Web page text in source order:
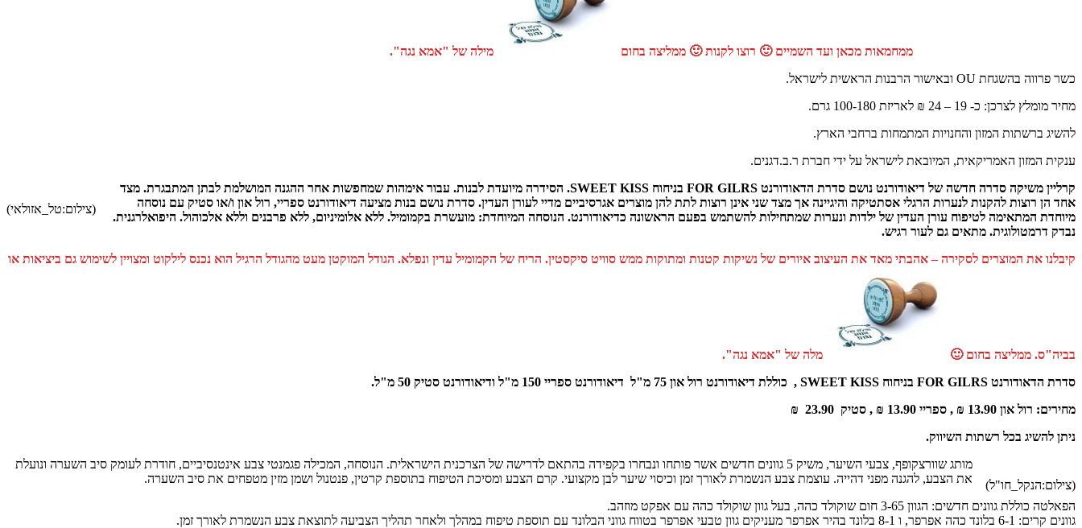
ממחמאות מכאן ועד השמיים 🙂 רוצו לקנות 🙂 ממליצה בחום
מילה של "אמא נגה".
כשר פרווה בהשגחת OU ובאישור הרבנות הראשית לישראל.
מחיר מומלץ לצרכן: כ- 19 – 24 ₪ לאריזת 100-180 גרם.
להשיג ברשתות המזון והחנויות המתמחות ברחבי הארץ.
ענקית המזון האמריקאית, המיובאת לישראל על ידי חברת ר.ב.דגנים.
(צילום:טל_אזולאי)
קרליין משיקה סדרה חדשה של דיאודורנט נושם סדרת הדאודורנט FOR GILRS בניחוח SWEET KISS. הסידרה מיועדת לבנות. עבור אימהות שמחפשות אחר ההגנה המושלמת לבתן המתבגרת. מצד
אחד הן רוצות להקנות לנערות הרגלי אסתטיקה והיגיינה אך מצד שני אינן רוצות לתת להן מוצרים אגרסיביים מדיי לעורן העדין. סדרת נושם בנות מציעה דיאודורנט ספריי, רול און ו/או סטיק עם נוסחה
מיוחדת המתאימה לטיפוח עורן העדין של ילדות ונערות שמתחילות להשתמש בפעם הראשונה כדיאודורנט. הנוסחה המיוחדת: מועשרת בקמומיל. ללא אלומיניום, ללא פרבנים וללא אלכוהול. היפואלרגנית.
נבדק דרמטולוגית. מתאים גם לעור רגיש.
קיבלנו את המוצרים לסקירה – אהבתי מאד את העיצוב איורים של נשיקות קטנות ומתוקות ממש סוויט סיקסטין. הריח של הקמומיל עדין ונפלא. הגודל המוקטן מעט מהגודל הרגיל הוא נכנס לילקוט ומצויין לשימוש גם ביציאות או
בביה"ס. ממליצה בחום 🙂
מלה של "אמא נגה".
סדרת הדאודורנט FOR GILRS בניחוח SWEET KISS , כוללת דיאודורנט רול און 75 מ"ל דיאודורנט ספריי 150 מ"ל ודיאודורנט סטיק 50 מ"ל.
מחירים: רול און 13.90 ₪ , ספריי 13.90 ₪ , סטיק 23.90 ₪
ניתן להשיג בכל רשתות השיווק.
(צילום:הנקל_חו"ל)
מותג שוורצקופף, צבעי השיער, משיק 5 גוונים חדשים אשר פותחו ונבחרו בקפידה בהתאם לדרישה של הצרכנית הישראלית. הנוסחה, המכילה פגמנטי צבע אינטנסיביים, חודרת לעומק סיב השערה ונועלת
את הצבע, להגנה מפני דהייה. עוצמת צבע הנשמרת לאורך זמן וכיסוי שיער לבן מקצועי. קרם הצבע ומסיכת הטיפוח בתוספת קרטין, פנטנול ושמן מזין מטפחים את סיב השערה.
הפאלטה כוללת גוונים חדשים: הגוון 3-65 חום שוקולד כהה, בעל גוון שוקולד כהה עם אפקט מוזהב.
גוונים קרים: 6-1 בלונד כהה אפרפר, ו 8-1 בלונד בהיר אפרפר מעניקים גוון טבעי אפרפר בטווח גווני הבלונד עם תוספת טיפוח במהלך ולאחר תהליך הצביעה לתוצאת צבע הנשמרת לאורך זמן.